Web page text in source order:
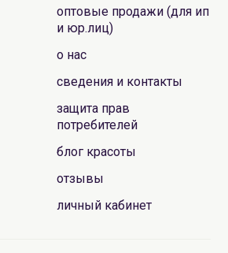
оптовые продажи (для ип
и юр.лиц)
о нас
сведения и контакты
защита прав
потребителей
блог красоты
отзывы
личный кабинет